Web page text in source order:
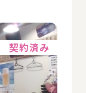
契約済み